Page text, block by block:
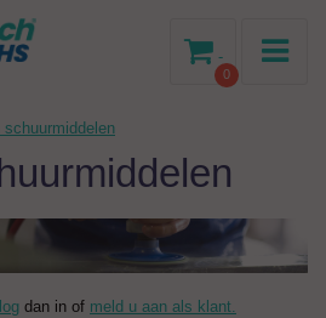
0
-
schuurmiddelen
log dan in of meld u aan als klant.